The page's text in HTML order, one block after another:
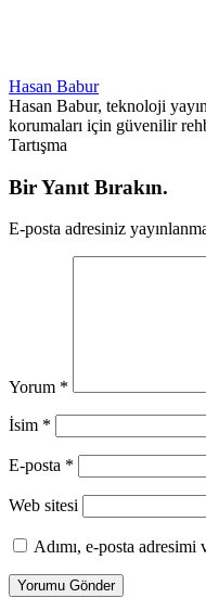
Hasan Babur
Hasan Babur, teknoloji
korumaları için güvenilir
Tartışma
Bir Yanıt Bırakın.
E-posta adresiniz
Yorum *
İsim *
E-posta *
Web sitesi
Adımı, e-posta adresimi